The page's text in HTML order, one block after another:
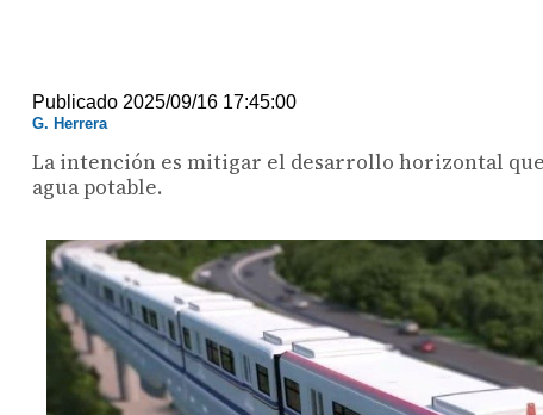
Publicado 2025/09/16 17:45:00
G. Herrera
La intención es mitigar el desarrollo horizontal
agua potable.